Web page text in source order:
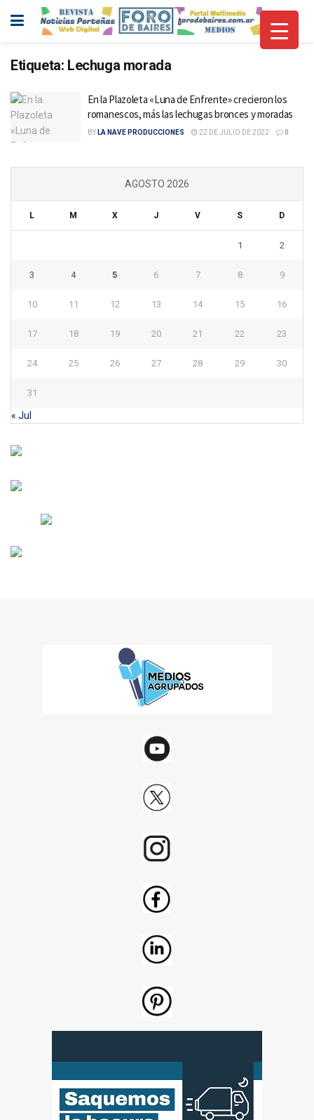
Etiqueta: Lechuga morada
En la Plazoleta «Luna de Enfrente» crecieron los
romanescos, más las lechugas bronces y moradas
BY LA NAVE PRODUCCIONES 22 DE JULIO DE 2022 0
AGOSTO 2026
L M X J V S D
1 2
3 4 5 6 7 8 9
10 11 12 13 14 15 16
17 18 19 20 21 22 23
24 25 26 27 28 29 30
31
« Jul